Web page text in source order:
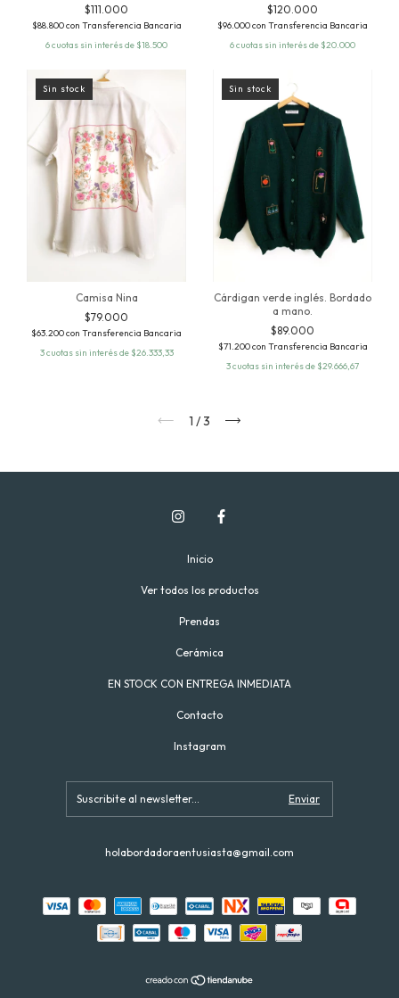
$111.000
$88.800con Transferencia Bancaria
6cuotas sin interés de $18.500
$120.000
$96.000con Transferencia Bancaria
6cuotas sin interés de $20.000
Sin stock
Camisa Nina
$79.000
$63.200con Transferencia Bancaria
3cuotas sin interés de $26.333,33
Sin stock
Cárdigan verde inglés. Bordado
a mano.
$89.000
$71.200con Transferencia Bancaria
3cuotas sin interés de $29.666,67
1 /3
Inicio
Ver todos los productos
Prendas
Cerámica
EN STOCK CON ENTREGA INMEDIATA
Contacto
Instagram
holabordadoraentusiasta@gmail.com